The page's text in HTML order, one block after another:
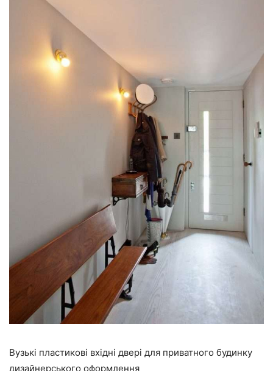
Вузькі пластикові вхідні двері для приватного будинку
дизайнерського оформлення